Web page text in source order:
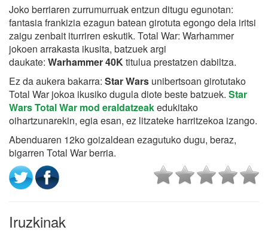
Joko berriaren zurrumurruak entzun ditugu egunotan:
fantasia frankizia ezagun batean girotuta egongo dela iritsi
zaigu zenbait iturriren eskutik. Total War: Warhammer
jokoen arrakasta ikusita, batzuek argi
daukate: Warhammer 40K titulua prestatzen dabiltza.
Ez da aukera bakarra: Star Wars unibertsoan girotutako
Total War jokoa ikusiko dugula diote beste batzuek. Star
Wars Total War mod eraldatzeakedukitako
oihartzunarekin, egia esan, ez litzateke harritzekoa izango.
Abenduaren 12ko goizaldean ezagutuko dugu, beraz,
bigarren Total War berria.
Iruzkinak